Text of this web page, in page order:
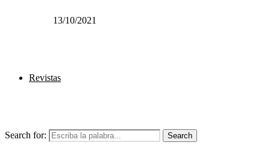
13/10/2021
Revistas
Search for: Search